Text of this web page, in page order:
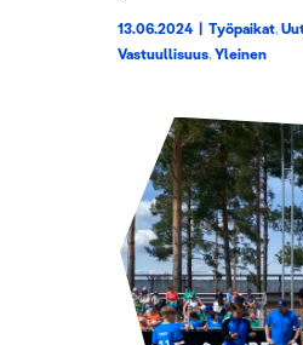
13.06.2024 | Työpaikat,
Vastuullisuus, Yleinen